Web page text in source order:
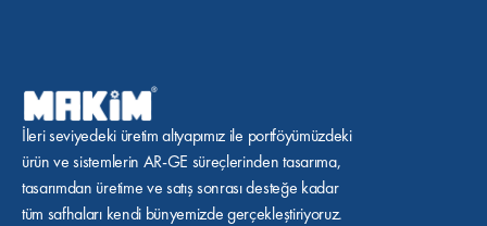
İleri seviyedeki üretim altyapımız ile portföyümüzdeki
ürün ve sistemlerin AR-GE süreçlerinden tasarıma,
tasarımdan üretime ve satış sonrası desteğe kadar
tüm safhaları kendi bünyemizde gerçekleştiriyoruz.